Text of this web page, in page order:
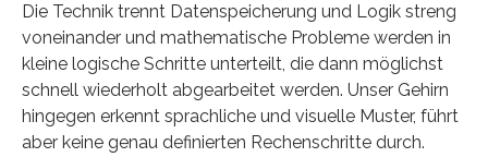
Die Technik trennt Datenspeicherung und Logik streng
voneinander und mathematische Probleme werden in
kleine logische Schritte unterteilt, die dann möglichst
schnell wiederholt abgearbeitet werden. Unser Gehirn
hingegen erkennt sprachliche und visuelle Muster, führt
aber keine genau definierten Rechenschritte durch.